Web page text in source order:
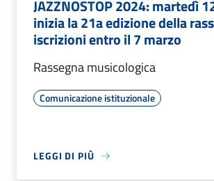
JAZZNOSTOP 2024: martedì
inizia la 21a edizione della
iscrizioni entro il 7 marzo
Rassegna musicologica
Comunicazione istituzionale
LEGGI DI PIÙ